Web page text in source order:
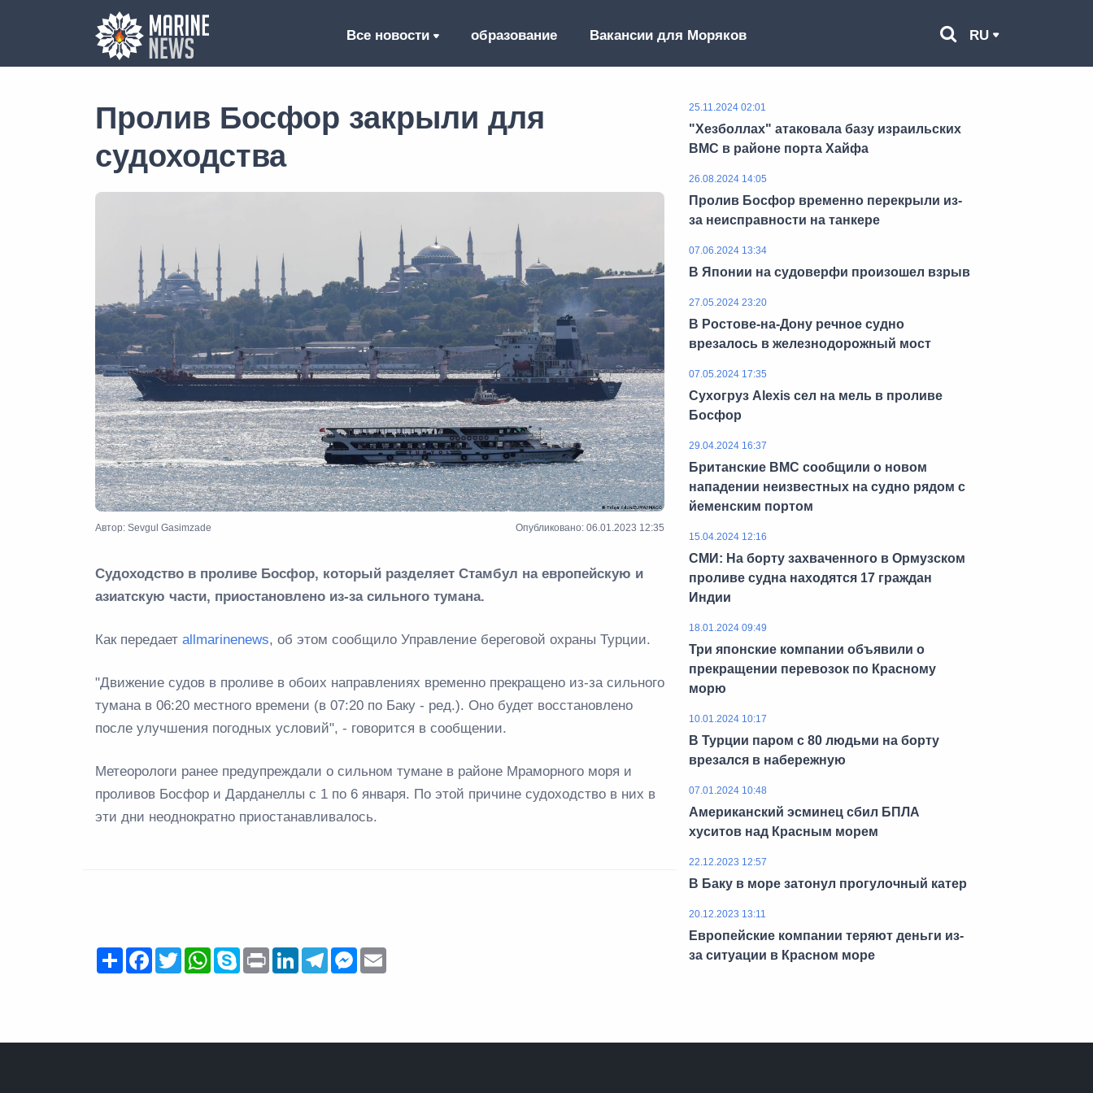
Все новости образование Вакансии для Моряков RU
Пролив Босфор закрыли для
судоходства
Автор: Sevgul Gasimzade Опубликовано: 06.01.2023 12:35
Судоходство в проливе Босфор, который разделяет Стамбул на европейскую и
азиатскую части, приостановлено из-за сильного тумана.
Как передает allmarinenews, об этом сообщило Управление береговой охраны Турции.
"Движение судов в проливе в обоих направлениях временно прекращено из-за сильного
тумана в 06:20 местного времени (в 07:20 по Баку - ред.). Оно будет восстановлено
после улучшения погодных условий", - говорится в сообщении.
Метеорологи ранее предупреждали о сильном тумане в районе Мраморного моря и
проливов Босфор и Дарданеллы с 1 по 6 января. По этой причине судоходство в них в
эти дни неоднократно приостанавливалось.
ShareFacebook
TwitterWhatsApp
SkypePrint LinkedInTelegramMessenger
25.11.2024 02:01
"Хезболлах" атаковала базу израильских
ВМС в районе порта Хайфа
26.08.2024 14:05
Пролив Босфор временно перекрыли из-
за неисправности на танкере
07.06.2024 13:34
В Японии на судоверфи произошел взрыв
27.05.2024 23:20
В Ростове-на-Дону речное судно
врезалось в железнодорожный мост
07.05.2024 17:35
Сухогруз Alexis сел на мель в проливе
Босфор
29.04.2024 16:37
Британские ВМС сообщили о новом
нападении неизвестных на судно рядом с
йеменским портом
15.04.2024 12:16
СМИ: На борту захваченного в Ормузском
проливе судна находятся 17 граждан
Индии
18.01.2024 09:49
Три японские компании объявили о
прекращении перевозок по Красному
морю
10.01.2024 10:17
В Турции паром с 80 людьми на борту
врезался в набережную
07.01.2024 10:48
Американский эсминец сбил БПЛА
хуситов над Красным морем
22.12.2023 12:57
В Баку в море затонул прогулочный катер
20.12.2023 13:11
Европейские компании теряют деньги из-
за ситуации в Красном море